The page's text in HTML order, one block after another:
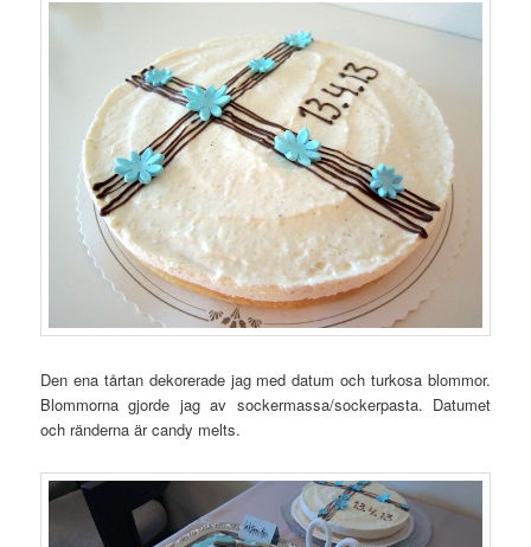
Den ena tårtan dekorerade jag med datum och turkosa blommor.
Blommorna gjorde jag av sockermassa/sockerpasta. Datumet
och ränderna är candy melts.